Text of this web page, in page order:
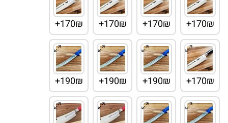
170₪+
170₪+
170₪+
170₪+
170₪+
190₪+
190₪+
190₪+